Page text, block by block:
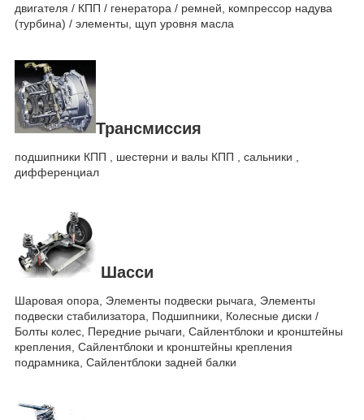
двигателя / КПП / генератора / ремней, компрессор надува
(турбина) / элементы, щуп уровня масла
Трансмиссия
подшипники КПП , шестерни и валы КПП , сальники ,
дифференциал
Шасси
Шаровая опора, Элементы подвески рычага, Элементы
подвески стабилизатора, Подшипники, Колесные диски /
Болты колес, Передние рычаги, Сайлентблоки и кронштейны
крепления, Сайлентблоки и кронштейны крепления
подрамника, Сайлентблоки задней балки